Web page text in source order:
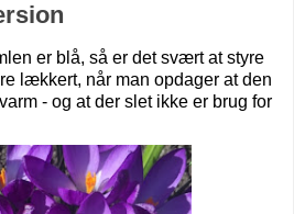
er blå, så er det svært at styre
lækkert, når man opdager at den
- og at der slet ikke er brug for